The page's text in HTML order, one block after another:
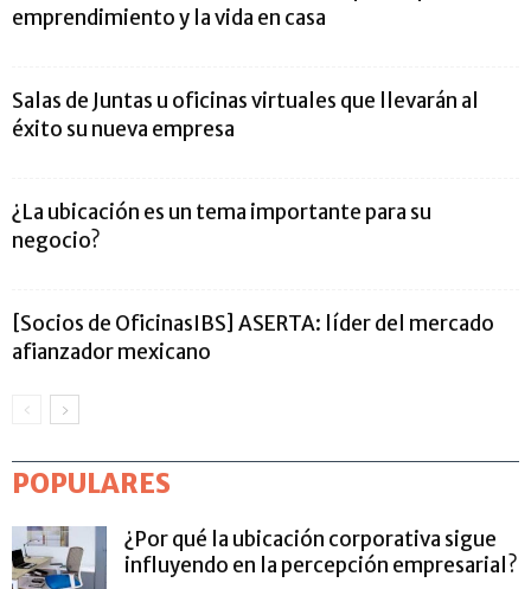
emprendimiento y la vida en casa
Salas de Juntas u oficinas virtuales que llevarán al
éxito su nueva empresa
¿La ubicación es un tema importante para su
negocio?
[Socios de OficinasIBS] ASERTA: líder del mercado
afianzador mexicano
POPULARES
¿Por qué la ubicación corporativa sigue
influyendo en la percepción empresarial?